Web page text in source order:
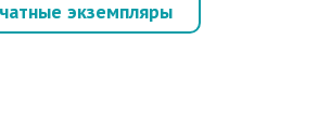
экземпляры